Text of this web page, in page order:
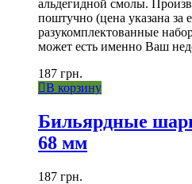
альдегидной смолы.
поштучно (цена указана за
разукомплектованные
может есть именно Ваш
187 грн.
В корзину
Бильярдные
68 мм
187 грн.